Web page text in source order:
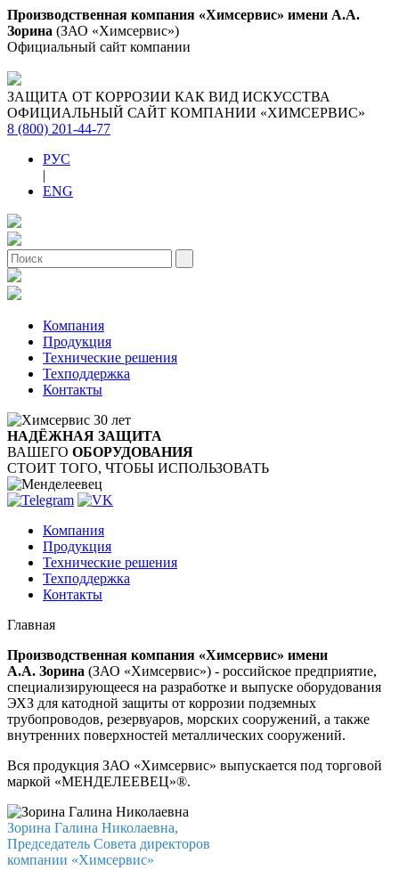
Производственная компания «Химсервис» имени А.А.
Зорина (ЗАО «Химсервис»)
Официальный сайт компании
ЗАЩИТА ОТ КОРРОЗИИ КАК ВИД ИСКУССТВА
ОФИЦИАЛЬНЫЙ САЙТ КОМПАНИИ «ХИМСЕРВИС»
8 (800) 201-44-77
РУС
|
ENG
Компания
Продукция
Технические решения
Техподдержка
Контакты
НАДЁЖНАЯ ЗАЩИТА
ВАШЕГО ОБОРУДОВАНИЯ
СТОИТ ТОГО, ЧТОБЫ ИСПОЛЬЗОВАТЬ
Компания
Продукция
Технические решения
Техподдержка
Контакты
Главная
Производственная компания «Химсервис» имени
А.А. Зорина (ЗАО «Химсервис») - российское предприятие,
специализирующееся на разработке и выпуске оборудования
ЭХЗ для катодной защиты от коррозии подземных
трубопроводов, резервуаров, морских сооружений, а также
внутренних поверхностей металлических сооружений.
Вся продукция ЗАО «Химсервис» выпускается под торговой
маркой «МЕНДЕЛЕЕВЕЦ»®.
Зорина Галина Николаевна,
Председатель Совета директоров
компании «Химсервис»